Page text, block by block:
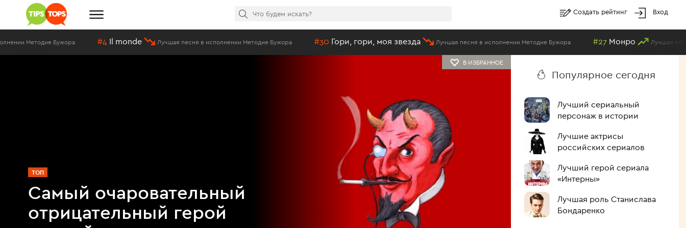
Создать рейтинг Вход
Методие Бужора #4 Il monde Лучшая песня в исполнении Методие Бужора #30 Гори, гори, моя звезда Лучшая песня в исполнении Методие Бужора #27 Монро Лучшая песня в
В ИЗБРАННОЕ
ТОП
Самый очаровательный
отрицательный герой
Популярное сегодня
Лучший сериальный
персонаж в истории
Лучшие актрисы
российских сериалов
Лучший герой сериала
«Интерны»
Лучшая роль Станислава
Бондаренко